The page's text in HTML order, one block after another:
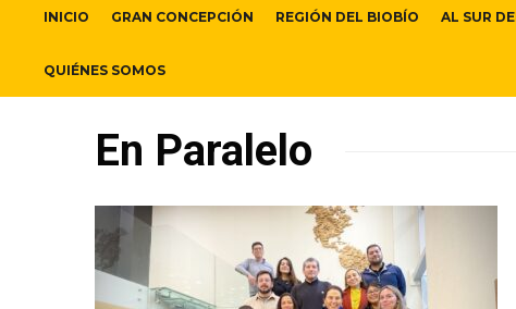
INICIO GRAN CONCEPCIÓN REGIÓN DEL BIOBÍO AL SUR
QUIÉNES SOMOS
En Paralelo